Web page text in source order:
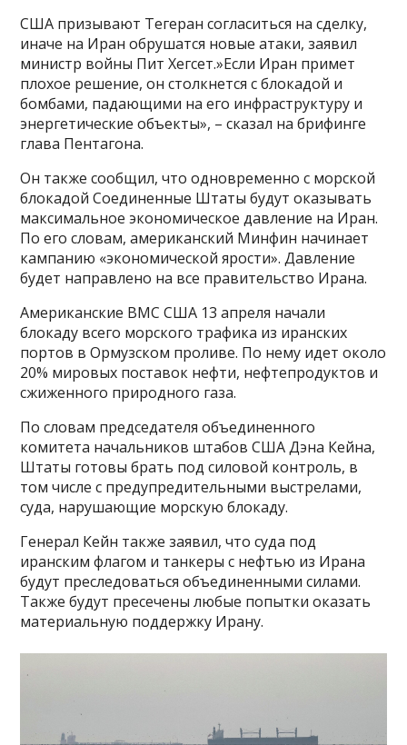
США призывают Тегеран согласиться на сделку,
иначе на Иран обрушатся новые атаки, заявил
министр войны Пит Хегсет.»Если Иран примет
плохое решение, он столкнется с блокадой и
бомбами, падающими на его инфраструктуру и
энергетические объекты», – сказал на брифинге
глава Пентагона.
Он также сообщил, что одновременно с морской
блокадой Соединенные Штаты будут оказывать
максимальное экономическое давление на Иран.
По его словам, американский Минфин начинает
кампанию «экономической ярости». Давление
будет направлено на все правительство Ирана.
Американские ВМС США 13 апреля начали
блокаду всего морского трафика из иранских
портов в Ормузском проливе. По нему идет около
20% мировых поставок нефти, нефтепродуктов и
сжиженного природного газа.
По словам председателя объединенного
комитета начальников штабов США Дэна Кейна,
Штаты готовы брать под силовой контроль, в
том числе с предупредительными выстрелами,
суда, нарушающие морскую блокаду.
Генерал Кейн также заявил, что суда под
иранским флагом и танкеры с нефтью из Ирана
будут преследоваться объединенными силами.
Также будут пресечены любые попытки оказать
материальную поддержку Ирану.